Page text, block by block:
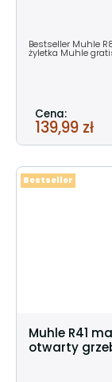
Bestseller Muhle
żyletka Muhle
Cena:
139,99 zł
Muhle R41
otwarty
Bestseller